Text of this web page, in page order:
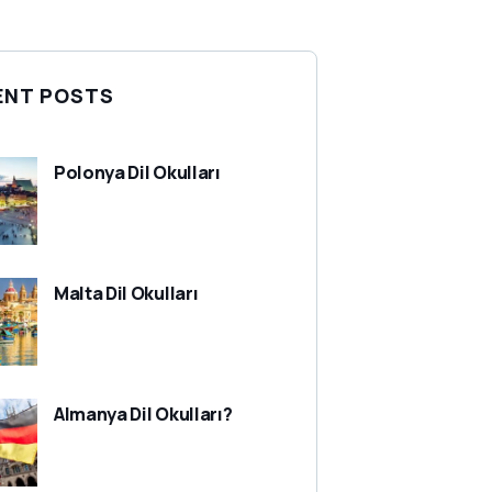
POSTS
Polonya Dil Okulları
Malta Dil Okulları
Almanya Dil Okulları?